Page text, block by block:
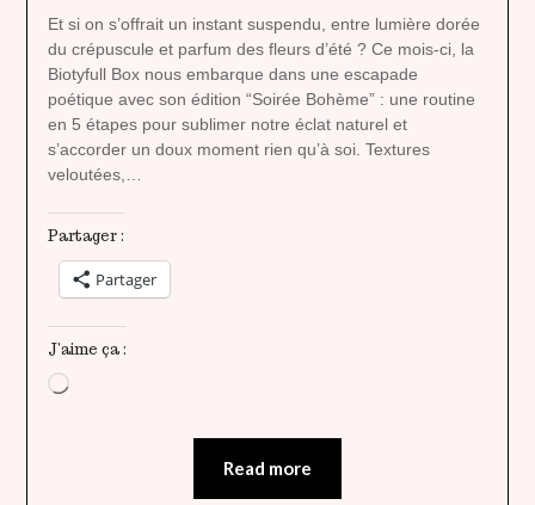
heavenly
Et si on s’offrait un instant suspendu, entre lumière dorée
du crépuscule et parfum des fleurs d’été ? Ce mois-ci, la
Biotyfull Box nous embarque dans une escapade
poétique avec son édition “Soirée Bohème” : une routine
en 5 étapes pour sublimer notre éclat naturel et
s’accorder un doux moment rien qu’à soi. Textures
veloutées,…
Partager :
Partager
J’aime ça :
Chargement…
Read more